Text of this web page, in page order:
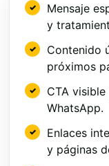
Mensaje
y
Contenido
próximos
CTA
WhatsApp.
Enlaces
y páginas